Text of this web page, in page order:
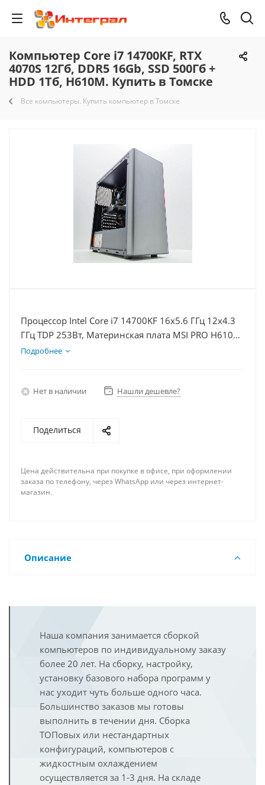
Компьютер Core i7 14700KF, RTX
4070S 12Гб, DDR5 16Gb, SSD 500Гб +
HDD 1Тб, H610M. Купить в Томске
Все компьютеры. Купить компьютер в Томске
Процессор Intel Core i7 14700KF 16x5.6 ГГц 12x4.3
ГГц TDP 253Вт, Материнская плата MSI PRO H610M-
E D5, Видеокарта RTX 4070S 12Гб, Память
Подробнее
Нет в наличии Нашли дешевле?
Поделиться
Цена действительна при покупке в офисе, при оформлении
заказа по телефону, через WhatsApp или через интернет-
магазин.
Описание
Наша компания занимается сборкой
компьютеров по индивидуальному заказу
более 20 лет. На сборку, настройку,
установку базового набора программ у
нас уходит чуть больше одного часа.
Большинство заказов мы готовы
выполнить в течении дня. Сборка
ТОПовых или нестандартных
конфигураций, компьютеров с
жидкостным охлаждением
осуществляется за 1-3 дня. На складе